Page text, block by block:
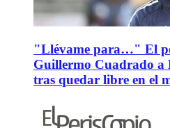
"Llévame para…" El
Guillermo Cuadrado a
tras quedar libre en el